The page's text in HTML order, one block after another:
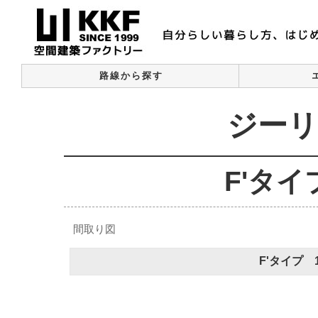
路線から探す
ジー
F'タ
間取り図
F'タイプ